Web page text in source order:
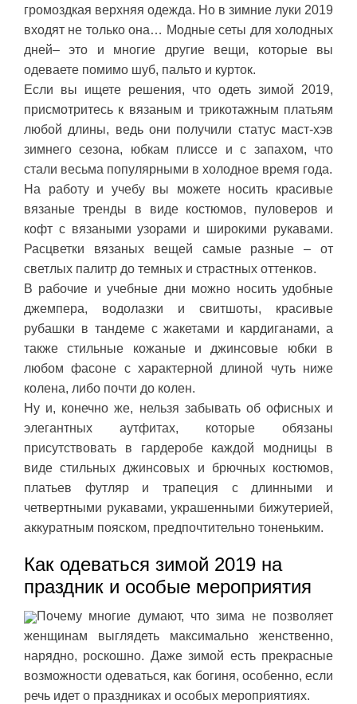
громоздкая верхняя одежда. Но в зимние луки 2019
входят не только она… Модные сеты для холодных
дней– это и многие другие вещи, которые вы
одеваете помимо шуб, пальто и курток.
Если вы ищете решения, что одеть зимой 2019,
присмотритесь к вязаным и трикотажным платьям
любой длины, ведь они получили статус маст-хэв
зимнего сезона, юбкам плиссе и с запахом, что
стали весьма популярными в холодное время года.
На работу и учебу вы можете носить красивые
вязаные тренды в виде костюмов, пуловеров и
кофт с вязаными узорами и широкими рукавами.
Расцветки вязаных вещей самые разные – от
светлых палитр до темных и страстных оттенков.
В рабочие и учебные дни можно носить удобные
джемпера, водолазки и свитшоты, красивые
рубашки в тандеме с жакетами и кардиганами, а
также стильные кожаные и джинсовые юбки в
любом фасоне с характерной длиной чуть ниже
колена, либо почти до колен.
Ну и, конечно же, нельзя забывать об офисных и
элегантных аутфитах, которые обязаны
присутствовать в гардеробе каждой модницы в
виде стильных джинсовых и брючных костюмов,
платьев футляр и трапеция с длинными и
четвертными рукавами, украшенными бижутерией,
аккуратным пояском, предпочтительно тоненьким.
Как одеваться зимой 2019 на
праздник и особые мероприятия
Почему многие думают, что зима не позволяет
женщинам выглядеть максимально женственно,
нарядно, роскошно. Даже зимой есть прекрасные
возможности одеваться, как богиня, особенно, если
речь идет о праздниках и особых мероприятиях.